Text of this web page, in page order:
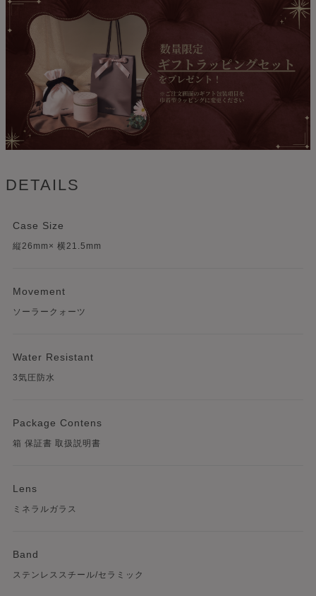
DETAILS
Case Size
縦26mm× 横21.5mm
Movement
ソーラークォーツ
Water Resistant
3気圧防水
Package Contens
箱 保証書 取扱説明書
Lens
ミネラルガラス
Band
ステンレススチール/セラミック